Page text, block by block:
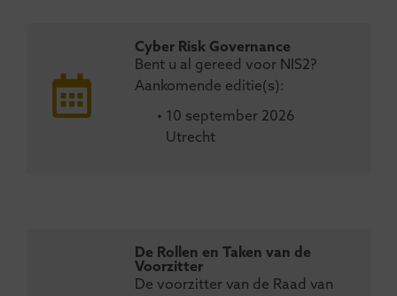
Cyber Risk Governance
Bent u al gereed voor NIS2?
Aankomende editie(s):
• 10 september 2026
Utrecht
De Rollen en Taken van de
Voorzitter
De voorzitter van de Raad van